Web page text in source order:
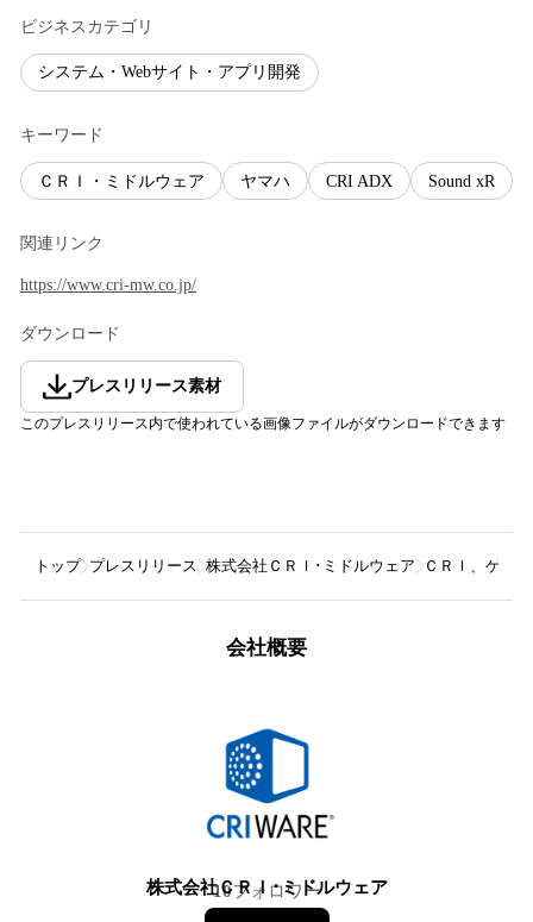
ビジネスカテゴリ
システム・Webサイト・アプリ開発
キーワード
ＣＲＩ・ミドルウェア ヤマハ CRI ADX Sound xR
関連リンク
https://www.cri-mw.co.jp/
ダウンロード
プレスリリース素材
このプレスリリース内で使われている画像ファイルがダウンロードできます
トップ プレスリリース 株式会社ＣＲＩ･ミドルウェア ＣＲＩ、ゲー
会社概要
株式会社ＣＲＩ･ミドルウェア
10フォロワー